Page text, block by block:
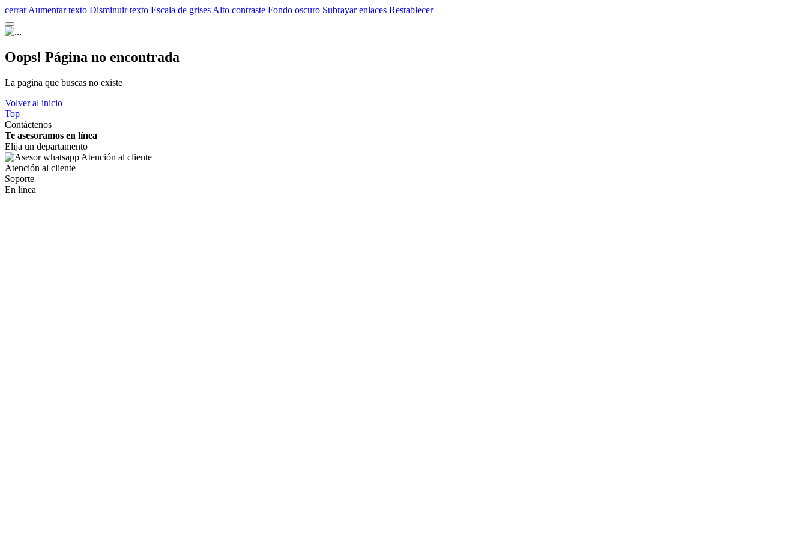
cerrar Aumentar texto Disminuir texto Escala de grises Alto contraste Fondo oscuro Subrayar enlaces Restablecer
Oops! Página no encontrada
La pagina que buscas no existe
Volver al inicio
Top
Contáctenos
Te asesoramos en línea
Elija un departamento
Atención al cliente
Soporte
En línea